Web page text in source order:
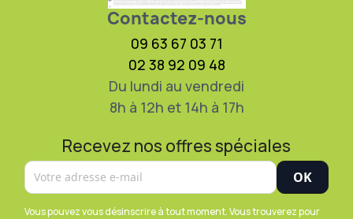
Contactez-nous
09 63 67 03 71
02 38 92 09 48
Du lundi au vendredi
8h à 12h et 14h à 17h
Recevez nos offres spéciales
Vous pouvez vous désinscrire à tout moment. Vous trouverez pour